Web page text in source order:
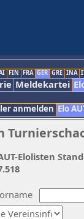
FIN FRA GER GRE INA
Meldekartei
anmelden Elo
Elolisten